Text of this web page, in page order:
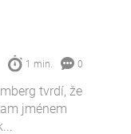
1 min. 0
tvrdí, že
jménem